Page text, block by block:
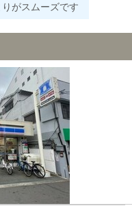
がスムーズです